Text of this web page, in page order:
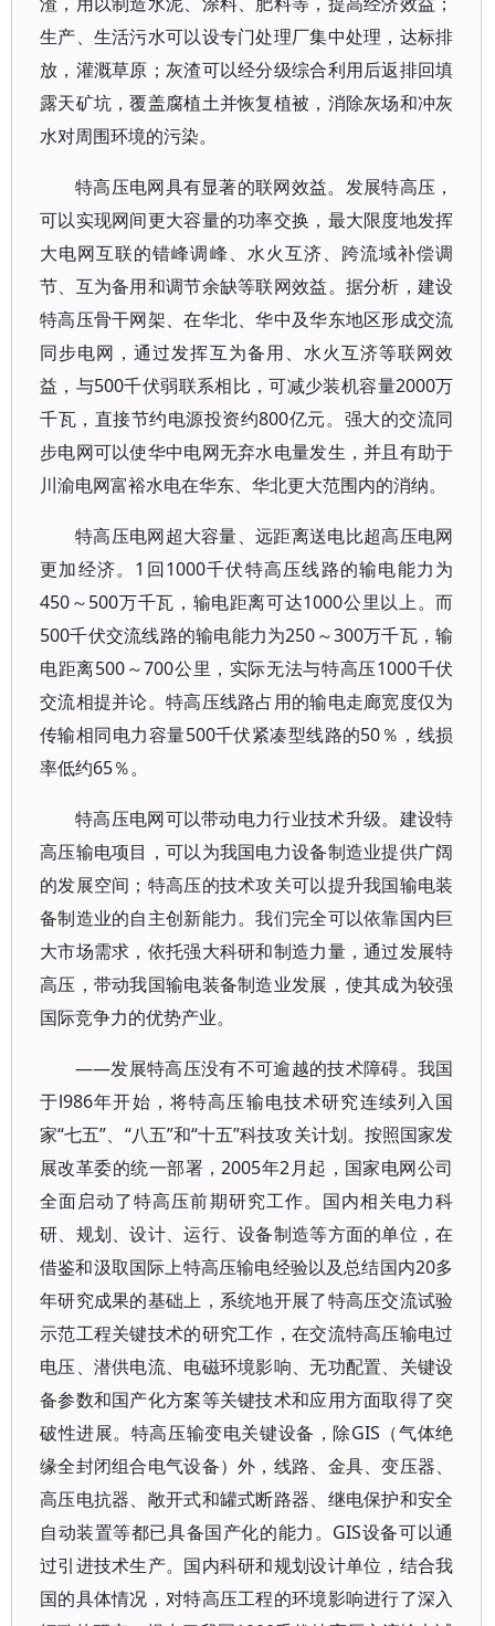
生产、生活污水可以设专门处理厂集中处理，达标排
放，灌溉草原；灰渣可以经分级综合利用后返排回填
露天矿坑，覆盖腐植土并恢复植被，消除灰场和冲灰
水对周围环境的污染。
特高压电网具有显著的联网效益。发展特高压，
可以实现网间更大容量的功率交换，最大限度地发挥
大电网互联的错峰调峰、水火互济、跨流域补偿调
节、互为备用和调节余缺等联网效益。据分析，建设
特高压骨干网架、在华北、华中及华东地区形成交流
同步电网，通过发挥互为备用、水火互济等联网效
益，与500千伏弱联系相比，可减少装机容量2000万
千瓦，直接节约电源投资约800亿元。强大的交流同
步电网可以使华中电网无弃水电量发生，并且有助于
川渝电网富裕水电在华东、华北更大范围内的消纳。
特高压电网超大容量、远距离送电比超高压电网
更加经济。1回1000千伏特高压线路的输电能力为
450～500万千瓦，输电距离可达1000公里以上。而
500千伏交流线路的输电能力为250～300万千瓦，输
电距离500～700公里，实际无法与特高压1000千伏
交流相提并论。特高压线路占用的输电走廊宽度仅为
传输相同电力容量500千伏紧凑型线路的50％，线损
率低约65％。
特高压电网可以带动电力行业技术升级。建设特
高压输电项目，可以为我国电力设备制造业提供广阔
的发展空间；特高压的技术攻关可以提升我国输电装
备制造业的自主创新能力。我们完全可以依靠国内巨
大市场需求，依托强大科研和制造力量，通过发展特
高压，带动我国输电装备制造业发展，使其成为较强
国际竞争力的优势产业。
——发展特高压没有不可逾越的技术障碍。我国
于l986年开始，将特高压输电技术研究连续列入国
家“七五”、“八五”和“十五”科技攻关计划。按照国家发
展改革委的统一部署，2005年2月起，国家电网公司
全面启动了特高压前期研究工作。国内相关电力科
研、规划、设计、运行、设备制造等方面的单位，在
借鉴和汲取国际上特高压输电经验以及总结国内20多
年研究成果的基础上，系统地开展了特高压交流试验
示范工程关键技术的研究工作，在交流特高压输电过
电压、潜供电流、电磁环境影响、无功配置、关键设
备参数和国产化方案等关键技术和应用方面取得了突
破性进展。特高压输变电关键设备，除GIS（气体绝
缘全封闭组合电气设备）外，线路、金具、变压器、
高压电抗器、敞开式和罐式断路器、继电保护和安全
自动装置等都已具备国产化的能力。GIS设备可以通
过引进技术生产。国内科研和规划设计单位，结合我
国的具体情况，对特高压工程的环境影响进行了深入